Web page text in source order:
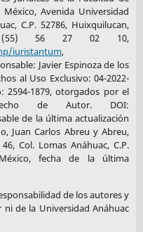
Avenida Universidad
C.P. 52786, Huixquilucan,
(55) 56 27 02 10,
iuristantum,
Javier Espinoza de los
al Uso Exclusivo: 04-2022-
2594-1879, otorgados por el
de Autor. DOI:
de la última actualización
Juan Carlos Abreu y Abreu,
Col. Lomas Anáhuac, C.P.
fecha de la última
de los autores y
de la Universidad Anáhuac